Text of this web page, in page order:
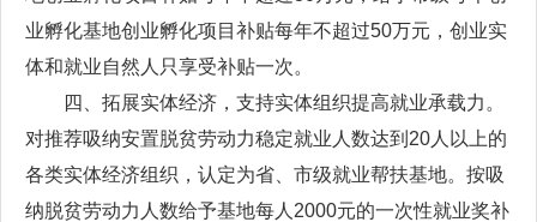
业孵化基地创业孵化项目补贴每年不超过50万元，创业实
体和就业自然人只享受补贴一次。
四、拓展实体经济，支持实体组织提高就业承载力。
对推荐吸纳安置脱贫劳动力稳定就业人数达到20人以上的
各类实体经济组织，认定为省、市级就业帮扶基地。按吸
纳脱贫劳动力人数给予基地每人2000元的一次性就业奖补